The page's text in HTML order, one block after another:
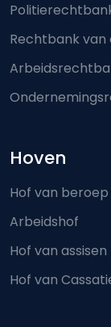
Rechtbank
Hoven
Hof van beroep
Arbeidshof
Hof van assisen
Hof van